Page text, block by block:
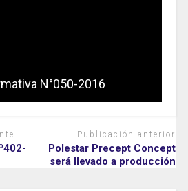
N°050-2016
Publicación anterior
Polestar Precept Concept
será llevado a producción